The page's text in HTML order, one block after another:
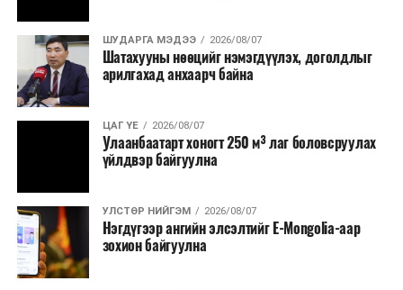
ШУДАРГА МЭДЭЭ 2026/08/07
Шатахууны нөөцийг нэмэгдүүлэх, доголдлыг
арилгахад анхаарч байна
ЦАГ ҮЕ 2026/08/07
Улаанбаатарт хоногт 250 м³ лаг боловсруулах
үйлдвэр байгуулна
УЛСТӨР НИЙГЭМ 2026/08/07
Нэгдүгээр ангийн элсэлтийг E-Mongolia-аар
зохион байгуулна